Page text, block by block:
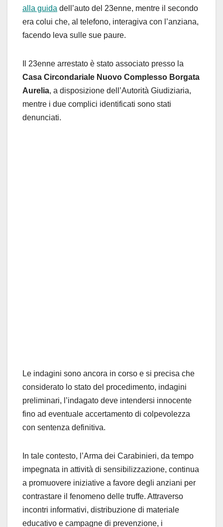
alla guida dell’auto del 23enne, mentre il secondo
era colui che, al telefono, interagiva con l’anziana,
facendo leva sulle sue paure.
Il 23enne arrestato è stato associato presso la
Casa Circondariale Nuovo Complesso Borgata
Aurelia, a disposizione dell’Autorità Giudiziaria,
mentre i due complici identificati sono stati
denunciati.
Le indagini sono ancora in corso e si precisa che
considerato lo stato del procedimento, indagini
preliminari, l’indagato deve intendersi innocente
fino ad eventuale accertamento di colpevolezza
con sentenza definitiva.
In tale contesto, l’Arma dei Carabinieri, da tempo
impegnata in attività di sensibilizzazione, continua
a promuovere iniziative a favore degli anziani per
contrastare il fenomeno delle truffe. Attraverso
incontri informativi, distribuzione di materiale
educativo e campagne di prevenzione, i